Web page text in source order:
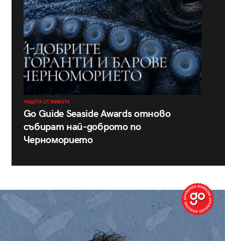
НЕЩАТА ОТ ЖИВОТА
Go Guide Seaside Awards отново
събират най-доброто по
Черноморието